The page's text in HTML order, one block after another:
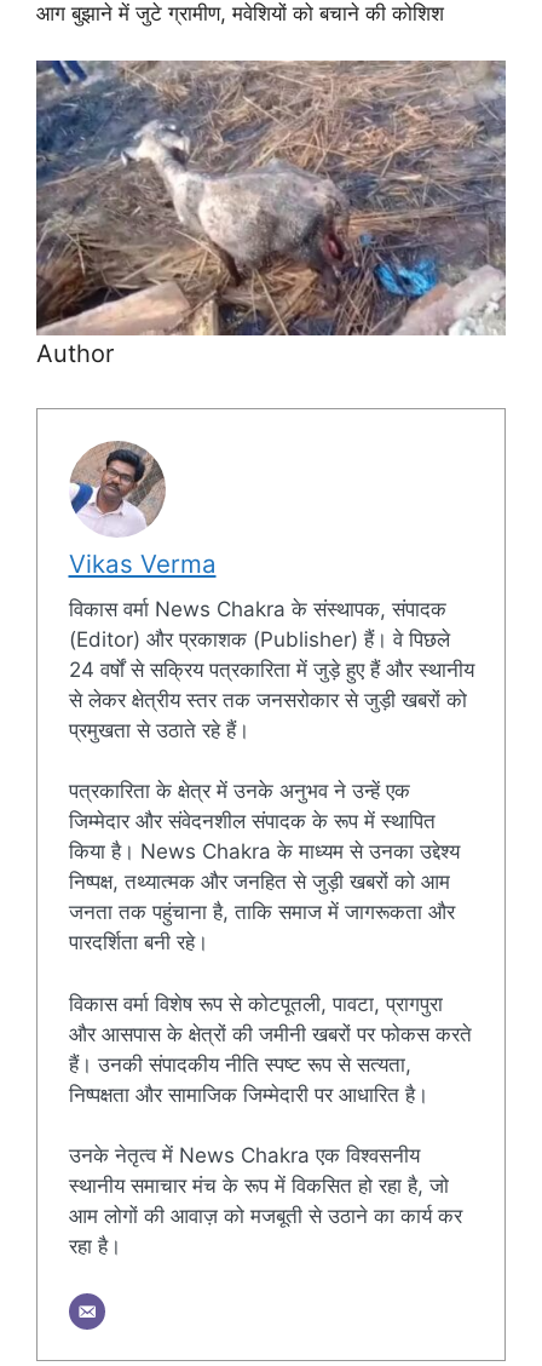
आग बुझाने में जुटे ग्रामीण, मवेशियों को बचाने की कोशिश
Author
Vikas Verma
विकास वर्मा News Chakra के संस्थापक, संपादक
(Editor) और प्रकाशक (Publisher) हैं। वे पिछले
24 वर्षों से सक्रिय पत्रकारिता में जुड़े हुए हैं और स्थानीय
से लेकर क्षेत्रीय स्तर तक जनसरोकार से जुड़ी खबरों को
प्रमुखता से उठाते रहे हैं।
पत्रकारिता के क्षेत्र में उनके अनुभव ने उन्हें एक
जिम्मेदार और संवेदनशील संपादक के रूप में स्थापित
किया है। News Chakra के माध्यम से उनका उद्देश्य
निष्पक्ष, तथ्यात्मक और जनहित से जुड़ी खबरों को आम
जनता तक पहुंचाना है, ताकि समाज में जागरूकता और
पारदर्शिता बनी रहे।
विकास वर्मा विशेष रूप से कोटपूतली, पावटा, प्रागपुरा
और आसपास के क्षेत्रों की जमीनी खबरों पर फोकस करते
हैं। उनकी संपादकीय नीति स्पष्ट रूप से सत्यता,
निष्पक्षता और सामाजिक जिम्मेदारी पर आधारित है।
उनके नेतृत्व में News Chakra एक विश्वसनीय
स्थानीय समाचार मंच के रूप में विकसित हो रहा है, जो
आम लोगों की आवाज़ को मजबूती से उठाने का कार्य कर
रहा है।